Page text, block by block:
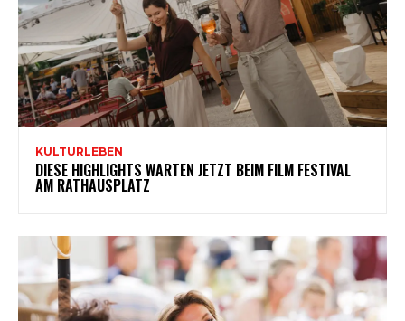
KULTURLEBEN
DIESE HIGHLIGHTS WARTEN JETZT BEIM FILM FESTIVAL
AM RATHAUSPLATZ